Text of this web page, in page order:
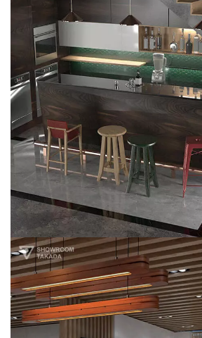
Khách sạn Louge
Monbay
HẠ TẦNG KIẾN TRÚC